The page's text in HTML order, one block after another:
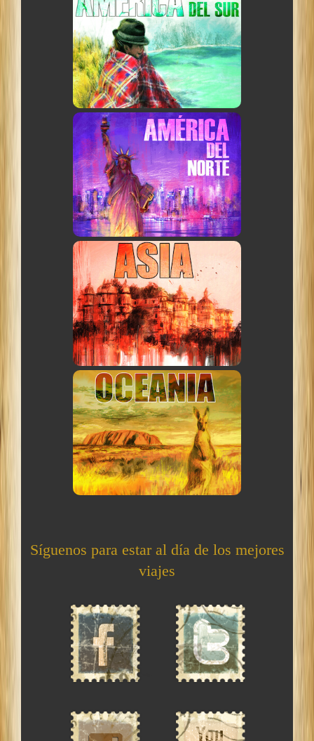
Síguenos para estar al día de los mejores
viajes